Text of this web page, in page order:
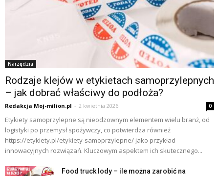
Narzędzia
Rodzaje klejów w etykietach samoprzylepnych
– jak dobrać właściwy do podłoża?
Redakcja Moj-milion.pl - 2 kwietnia 2026 0
Etykiety samoprzylepne są nieodzownym elementem wielu branż, od
logistyki po przemysł spożywczy, co potwierdza również
https://etykiety.pl/etykiety-samoprzylepne/ jako przykład
innowacyjnych rozwiązań. Kluczowym aspektem ich skutecznego...
Food truck lody – ile można zarobić na